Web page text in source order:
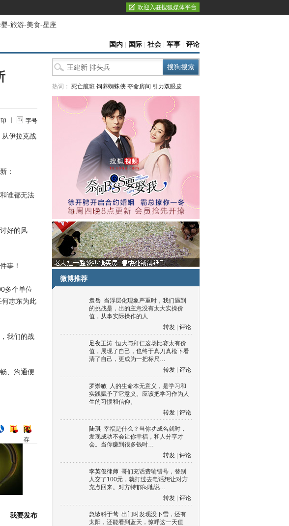
欢迎入驻搜狐媒体平台
-旅游-美食-星座
国内 国际 社会 军事 评论
字号
伊拉克战
：
谁都无法
好的风
事！
多个单位
何志东为此
我们的战
、沟通便
[保
存
我要发布
热词： 死亡航班 饲养蜘蛛侠 夺命房间 引力双眼皮
微博推荐
袁岳 当浮层化现象严重时，我们遇到
的挑战是，出的主意没有太大实操价
值，从事实际操作的人…
转发
评论
足夜王涛 恒大与拜仁这场比赛太有价
值，展现了自己，也终于真刀真枪下看
清了自己，更成为一把标尺…
转发
评论
罗崇敏 人的生命本无意义，是学习和
实践赋予了它意义。应该把学习作为人
生的习惯和信仰。
转发
评论
陆琪 幸福是什么？当你功成名就时，
发现成功不会让你幸福，和人分享才
会。当你赚到很多钱时…
转发
评论
李英俊律师 哥们充话费输错号，替别
人交了100元，就打过去电话想让对方
充点回来。对方特郁闷地说…
转发
评论
急诊科于莺 出门时发现没下雪，还有
太阳，还能看到蓝天，惊呼这一天值